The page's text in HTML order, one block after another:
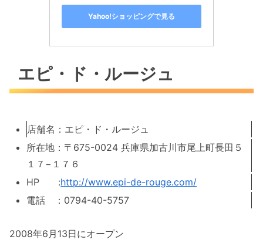
Yahoo!ショッピングで見る
エピ・ド・ルージュ
店舗名：エピ・ド・ルージュ
所在地：〒675-0024 兵庫県加古川市尾上町長田５
１７−１７６
HP :http://www.epi-de-rouge.com/
電話 ：0794-40-5757
2008年6月13日にオープン